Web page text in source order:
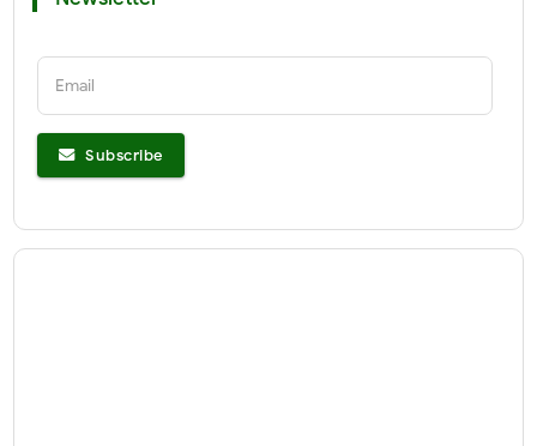
Email
Subscribe